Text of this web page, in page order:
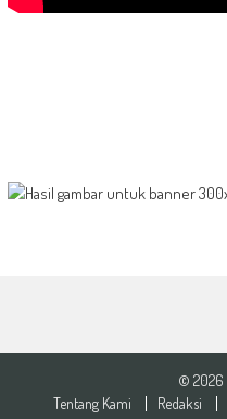
© 2026
Tentang Kami
Redaksi